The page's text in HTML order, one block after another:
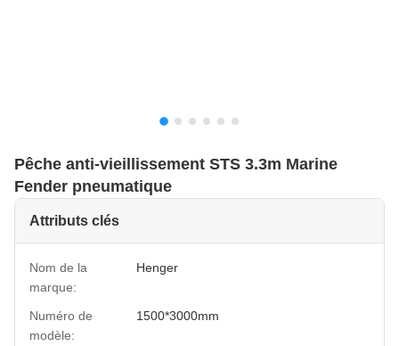
Pêche anti-vieillissement STS 3.3m Marine
Fender pneumatique
Attributs clés
Nom de la
marque:
Henger
Numéro de
modèle:
1500*3000mm